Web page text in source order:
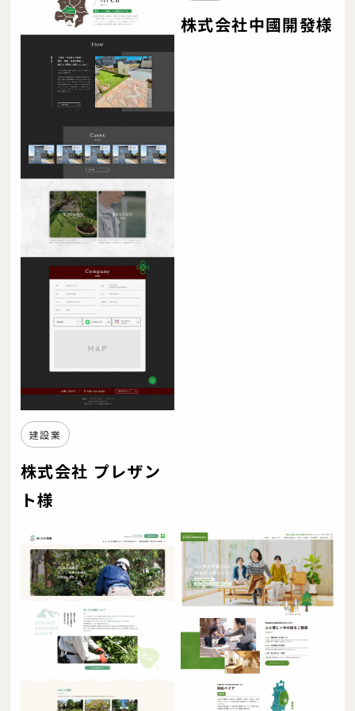
建設業
株式会社 プレザン
ト様
株式会社中國開發様